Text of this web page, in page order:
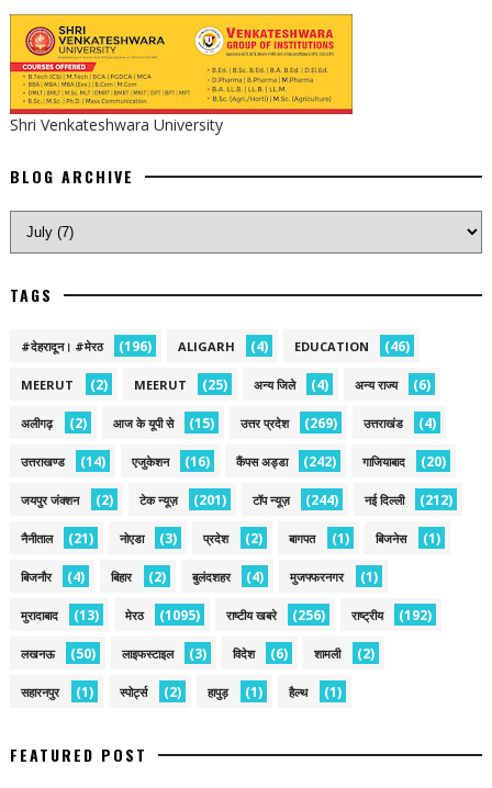
Shri Venkateshwara University
BLOG ARCHIVE
TAGS
#देहरादून। #मेरठ (196) ALIGARH (4) EDUCATION (46)
MEERUT (2) MEERUT (25) अन्य जिले (4) अन्य राज्य (6)
अलीगढ़ (2) आज के यूपी से (15) उत्तर प्रदेश (269) उत्तराखंड (4)
उत्तराखण्ड (14) एजुकेशन (16) कैंपस अड्डा (242) गाजियाबाद (20)
जयपुर जंक्शन (2) टेक न्यूज़ (201) टॉप न्यूज़ (244) नई द‍िल्ली (212)
नैनीताल (21) नोएडा (3) प्रदेश (2) बागपत (1) बिजनेस (1)
बिजनौर (4) बिहार (2) बुलंदशहर (4) मुजफ्फरनगर (1)
मुरादाबाद (13) मेरठ (1095) राष्टीय खबरे (256) राष्ट्रीय (192)
लखनऊ (50) लाइफस्टाइल (3) विदेश (6) शामली (2)
सहारनपुर (1) स्पोर्ट्स (2) हापुड़ (1) हैल्थ (1)
FEATURED POST